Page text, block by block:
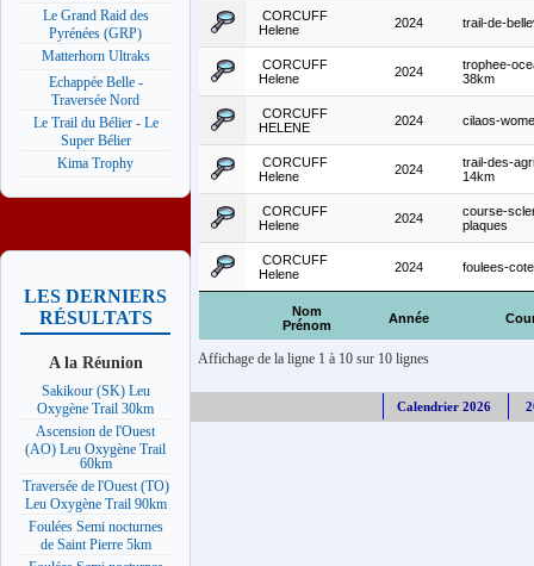
Le Grand Raid des
Pyrénées (GRP)
Matterhorn Ultraks
Echappée Belle -
Traversée Nord
Le Trail du Bélier - Le
Super Bélier
Kima Trophy
LES DERNIERS
RÉSULTATS
A la Réunion
Sakikour (SK) Leu
Oxygène Trail 30km
Ascension de l'Ouest
(AO) Leu Oxygène Trail
60km
Traversée de l'Ouest (TO)
Leu Oxygène Trail 90km
Foulées Semi nocturnes
de Saint Pierre 5km
Nom
Prénom
Année
CORCUFF
Helene
2024 trail-de-
CORCUFF
Helene
2024
trophee-
38km
CORCUFF
HELENE
2024 cilaos-
CORCUFF
Helene
2024
trail-des-
14km
CORCUFF
Helene
2024
course-
plaques
CORCUFF
Helene
2024 foulees-
Affichage de la ligne 1 à 10 sur 10 lignes
Calendrier 2026